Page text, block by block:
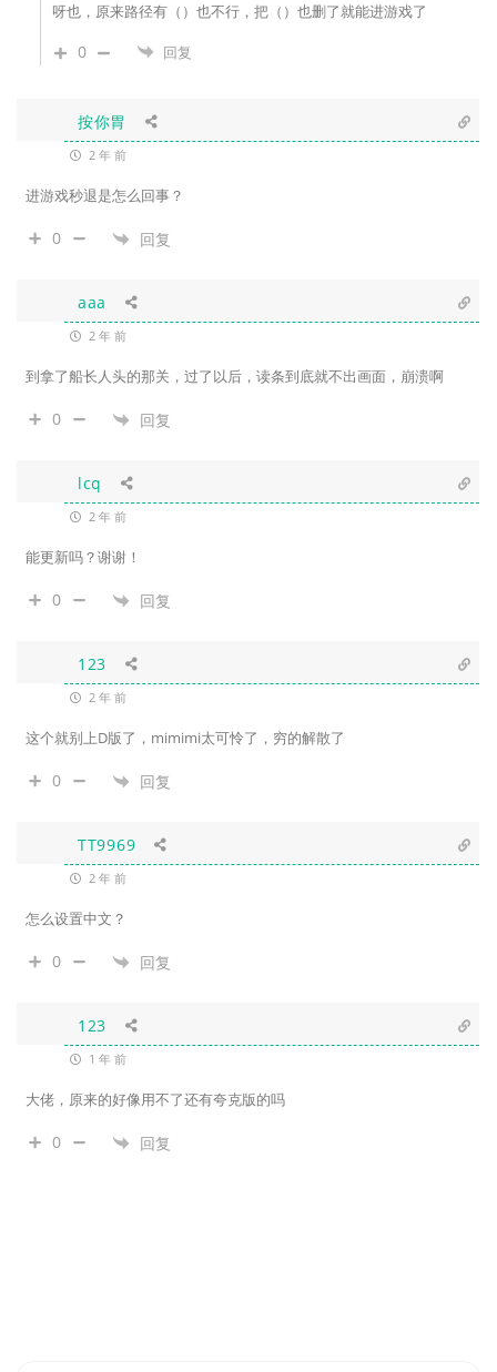
呀也，原来路径有（）也不行，把（）也删了就能进游戏了
0 回复
按你胃
2 年 前
进游戏秒退是怎么回事？
0 回复
aaa
2 年 前
到拿了船长人头的那关，过了以后，读条到底就不出画面，崩溃啊
0 回复
lcq
2 年 前
能更新吗？谢谢！
0 回复
123
2 年 前
这个就别上D版了，mimimi太可怜了，穷的解散了
0 回复
TT9969
2 年 前
怎么设置中文？
0 回复
123
1 年 前
大佬，原来的好像用不了还有夸克版的吗
0 回复